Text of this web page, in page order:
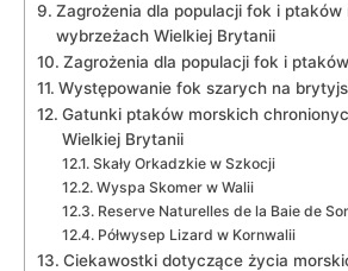
Zagrożenia dla populacji fok i ptaków
wybrzeżach Wielkiej Brytanii
Zagrożenia dla populacji fok i
Występowanie fok szarych na
Gatunki ptaków morskich
‍Wielkiej Brytanii
Skały ‌Orkadzkie w Szkocji
Wyspa Skomer w Walii
Reserve Naturelles de⁢ la Baie de
Półwysep Lizard w Kornwalii
Ciekawostki dotyczące ⁣życia